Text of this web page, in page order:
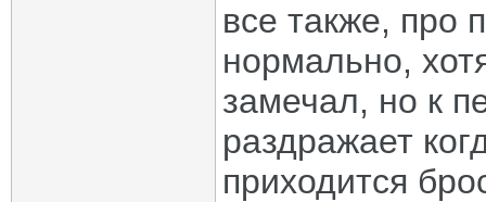
все также, про
нормально,
замечал, но к
раздражает
приходится